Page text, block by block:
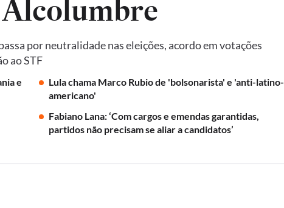
por neutralidade nas eleições, acordo em votações
ao STF
e
Lula chama Marco Rubio de 'bolsonarista' e 'anti-latino-
americano'
Fabiano Lana: ‘Com cargos e emendas garantidas,
partidos não precisam se aliar a candidatos’